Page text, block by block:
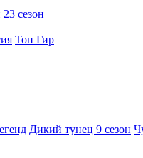
23 сезон
Топ Гир
Дикий тунец 9 сезон